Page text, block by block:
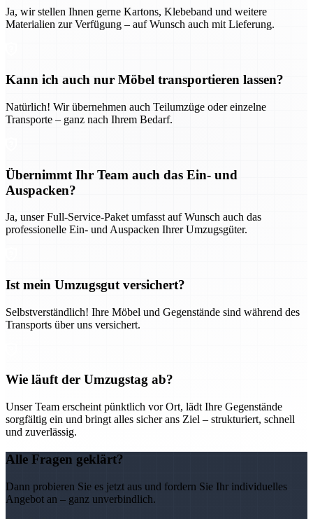
Ja, wir stellen Ihnen gerne Kartons, Klebeband und weitere
Materialien zur Verfügung – auf Wunsch auch mit Lieferung.
Kann ich auch nur Möbel transportieren lassen?
Natürlich! Wir übernehmen auch Teilumzüge oder einzelne
Transporte – ganz nach Ihrem Bedarf.
Übernimmt Ihr Team auch das Ein- und
Auspacken?
Ja, unser Full-Service-Paket umfasst auf Wunsch auch das
professionelle Ein- und Auspacken Ihrer Umzugsgüter.
Ist mein Umzugsgut versichert?
Selbstverständlich! Ihre Möbel und Gegenstände sind während des
Transports über uns versichert.
Wie läuft der Umzugstag ab?
Unser Team erscheint pünktlich vor Ort, lädt Ihre Gegenstände
sorgfältig ein und bringt alles sicher ans Ziel – strukturiert, schnell
und zuverlässig.
Alle Fragen geklärt?
Dann probieren Sie es jetzt aus und fordern Sie Ihr individuelles
Angebot an – ganz unverbindlich.